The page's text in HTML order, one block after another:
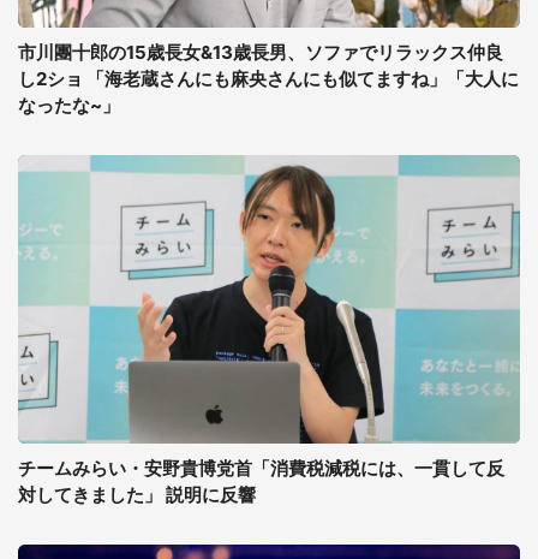
市川團十郎の15歳長女&13歳長男、ソファでリラックス仲良
し2ショ 「海老蔵さんにも麻央さんにも似てますね」「大人に
なったな~」
チームみらい・安野貴博党首「消費税減税には、一貫して反
対してきました」 説明に反響